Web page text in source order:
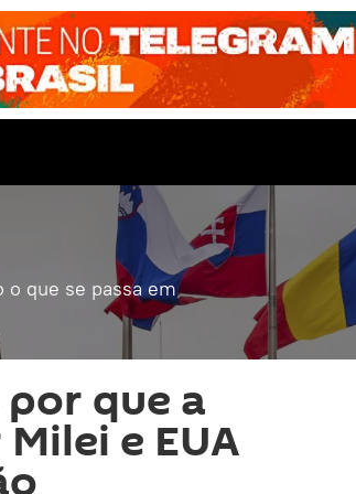
que se passa em
que a
e EUA